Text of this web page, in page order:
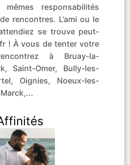
responsabilités
rencontres. L’ami ou le
se trouve peut-
! À vous de tenter votre
à Bruay-la-
Saint-Omer, Bully-les-
Oignies, Noeux-les-